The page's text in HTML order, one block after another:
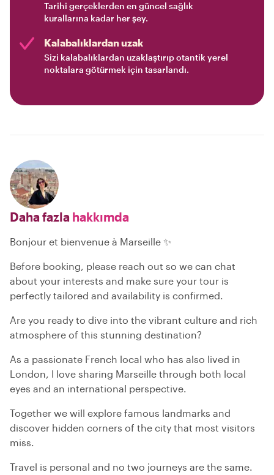
Tarihi gerçeklerden en güncel sağlık
kurallarına kadar her şey.
Kalabalıklardan uzak
Sizi kalabalıklardan uzaklaştırıp otantik yerel
noktalara götürmek için tasarlandı.
Daha fazla hakkımda
Bonjour et bienvenue à Marseille ✨
Before booking, please reach out so we can chat
about your interests and make sure your tour is
perfectly tailored and availability is confirmed.
Are you ready to dive into the vibrant culture and rich
atmosphere of this stunning destination?
As a passionate French local who has also lived in
London, I love sharing Marseille through both local
eyes and an international perspective.
Together we will explore famous landmarks and
discover hidden corners of the city that most visitors
miss.
Travel is personal and no two journeys are the same.